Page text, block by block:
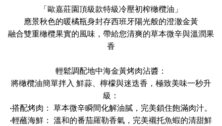
「歐嘉莊園頂級款特級冷壓初榨橄欖油」
應景秋色的暖橘瓶身封存西班牙陽光般的澄澈金黃
融合雙重橄欖果實的風味，帶給您清爽的草本微辛與溫潤果
香
輕鬆調配地中海金黃烤肉沾醬：
將橄欖油簡單拌入 鮮蒜、檸檬與迷迭香，極致美味一秒升
級：
•搭配烤肉： 草本微辛瞬間化解油膩，完美鎖住飽滿肉汁。
•輕蘸海鮮： 溫和的番茄羅勒香氣，完美襯托魚蝦的清甜鮮